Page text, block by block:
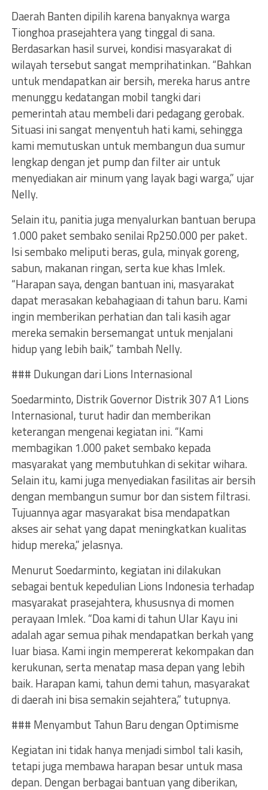
Daerah Banten dipilih karena banyaknya warga
Tionghoa prasejahtera yang tinggal di sana.
Berdasarkan hasil survei, kondisi masyarakat di
wilayah tersebut sangat memprihatinkan. “Bahkan
untuk mendapatkan air bersih, mereka harus antre
menunggu kedatangan mobil tangki dari
pemerintah atau membeli dari pedagang gerobak.
Situasi ini sangat menyentuh hati kami, sehingga
kami memutuskan untuk membangun dua sumur
lengkap dengan jet pump dan filter air untuk
menyediakan air minum yang layak bagi warga,” ujar
Nelly.
Selain itu, panitia juga menyalurkan bantuan berupa
1.000 paket sembako senilai Rp250.000 per paket.
Isi sembako meliputi beras, gula, minyak goreng,
sabun, makanan ringan, serta kue khas Imlek.
“Harapan saya, dengan bantuan ini, masyarakat
dapat merasakan kebahagiaan di tahun baru. Kami
ingin memberikan perhatian dan tali kasih agar
mereka semakin bersemangat untuk menjalani
hidup yang lebih baik,” tambah Nelly.
### Dukungan dari Lions Internasional
Soedarminto, Distrik Governor Distrik 307 A1 Lions
Internasional, turut hadir dan memberikan
keterangan mengenai kegiatan ini. “Kami
membagikan 1.000 paket sembako kepada
masyarakat yang membutuhkan di sekitar wihara.
Selain itu, kami juga menyediakan fasilitas air bersih
dengan membangun sumur bor dan sistem filtrasi.
Tujuannya agar masyarakat bisa mendapatkan
akses air sehat yang dapat meningkatkan kualitas
hidup mereka,” jelasnya.
Menurut Soedarminto, kegiatan ini dilakukan
sebagai bentuk kepedulian Lions Indonesia terhadap
masyarakat prasejahtera, khususnya di momen
perayaan Imlek. “Doa kami di tahun Ular Kayu ini
adalah agar semua pihak mendapatkan berkah yang
luar biasa. Kami ingin mempererat kekompakan dan
kerukunan, serta menatap masa depan yang lebih
baik. Harapan kami, tahun demi tahun, masyarakat
di daerah ini bisa semakin sejahtera,” tutupnya.
### Menyambut Tahun Baru dengan Optimisme
Kegiatan ini tidak hanya menjadi simbol tali kasih,
tetapi juga membawa harapan besar untuk masa
depan. Dengan berbagai bantuan yang diberikan,